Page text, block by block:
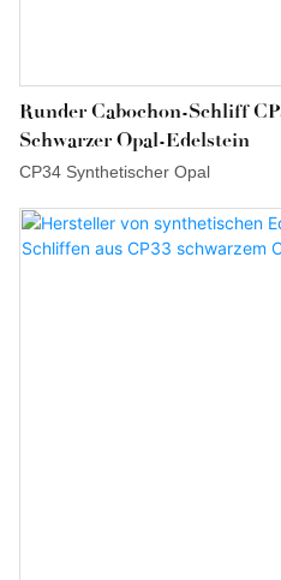
Runder Cabochon-Schliff
Schwarzer Opal-Edelstein
CP34 Synthetischer Opal